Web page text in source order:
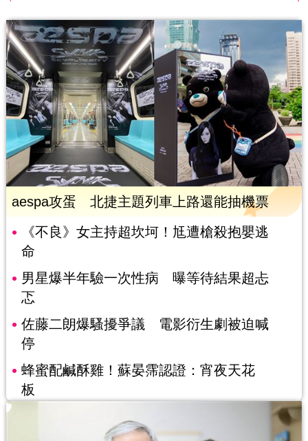
aespa攻蛋 北捷主題列車上路還能抽機票
《不良》女主持超坎坷！尪遭槍殺抱嬰逃
命
男星爆半年驗一次性病 曝等待結果超忐
忑
佐藤二朗爆騷擾爭議 電影衍生劇被迫喊
停
蜂蜜配鹹酥雞！蘇晏霈認證：宵夜天花
板